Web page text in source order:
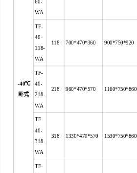
-40℃
卧式
60-
WA
TF-
40-
118-
WA
118 700*470*360 900*750*920
TF-
40-
218-
WA
218 960*470*570 1160*750*860
TF-
40-
318-
WA
318 1330*470*570 1530*750*860
TF-